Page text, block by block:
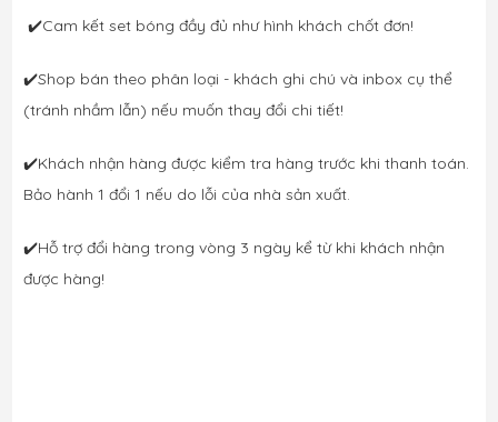
✔️Cam kết set bóng đầy đủ như hình khách chốt đơn!
✔️Shop bán theo phân loại - khách ghi chú và inbox cụ thể
(tránh nhầm lẫn) nếu muốn thay đổi chi tiết!
✔️Khách nhận hàng được kiểm tra hàng trước khi thanh toán.
Bảo hành 1 đổi 1 nếu do lỗi của nhà sản xuất.
✔️Hỗ trợ đổi hàng trong vòng 3 ngày kể từ khi khách nhận
được hàng!